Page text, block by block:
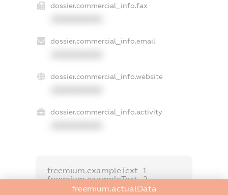
dossier.commercial_info.fax
dossier.commercial_info.email
dossier.commercial_info.website
dossier.commercial_info.activity
freemium.exampleText_1
freemium.exampleText_2
freemium.anonymousPerSearch2
freemium.actualData